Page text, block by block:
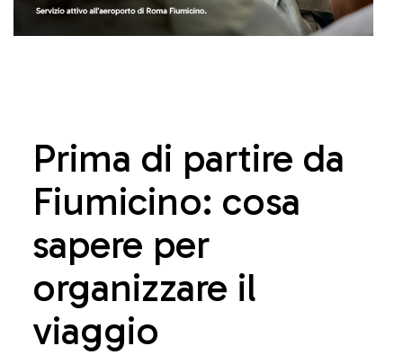
Prima di partire da
Fiumicino: cosa
sapere per
organizzare il
viaggio